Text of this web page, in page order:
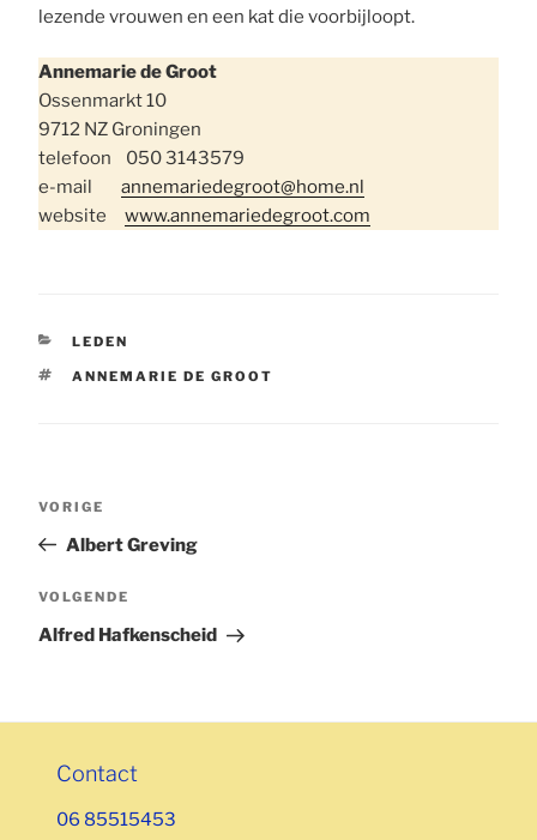
lezende vrouwen en een kat die voorbijloopt.
Annemarie de Groot
Ossenmarkt 10
9712 NZ Groningen
telefoon 050 3143579
e-mailannemariedegroot@home.nl
websitewww.annemariedegroot.com
CATEGORIEËN
LEDEN
TAGS
ANNEMARIE DE GROOT
Vorig
bericht
VORIGE
Albert Greving
Volgend
bericht
VOLGENDE
Alfred Hafkenscheid
Contact
06 85515453